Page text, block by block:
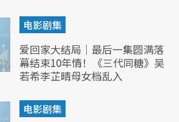
电影剧集
爱回家大结局｜最后一集圆满落
幕结束10年情！《三代同糖》吴
若希李芷晴母女档乱入
电影剧集